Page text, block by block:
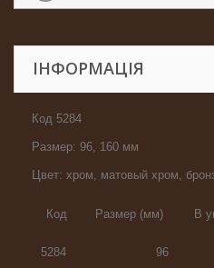
ІНФОРМАЦІЯ
Код 5284
Размер: 96, 160 мм
Цвет: хром, матовый хром,
Код Размер (мм) В
5284 96